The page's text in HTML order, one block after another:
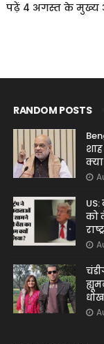
पढ़ें 4 अगस्त के मुख्य
RANDOM POSTS
को